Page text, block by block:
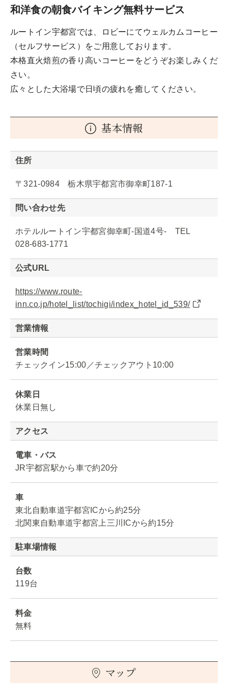
和洋食の朝食バイキング無料サービス
ルートイン宇都宮では、ロビーにてウェルカムコーヒー
（セルフサービス）をご用意しております。
本格直火焙煎の香り高いコーヒーをどうぞお楽しみくだ
さい。
広々とした大浴場で日頃の疲れを癒してください。
基本情報
住所
〒321-0984 栃木県宇都宮市御幸町187-1
問い合わせ先
ホテルルートイン宇都宮御幸町‐国道4号‐ TEL
028-683-1771
公式URL
https://www.route-
inn.co.jp/hotel_list/tochigi/index_hotel_id_539/
営業情報
営業時間
チェックイン15:00／チェックアウト10:00
休業日
休業日無し
アクセス
電車・バス
JR宇都宮駅から車で約20分
車
東北自動車道宇都宮ICから約25分
北関東自動車道宇都宮上三川ICから約15分
駐車場情報
台数
119台
料金
無料
マップ